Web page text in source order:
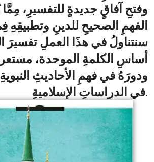
وفتحِ آفاقٍ جديدةٍ للتفسيرِ،
الفهمِ الصحيحِ للدينِ وتطبيقِهِ
سنتناولُ في هذَا العملِ تفسيرَ
أساسِ الكلمةِ الموحدة،
ودورَهُ في فهمِ الأحاديثِ
في الدراساتِ الإسلاميةِ.